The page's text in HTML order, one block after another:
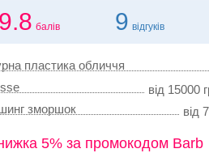
9.8 балів 9 відгуків
пластика обличчя
від 15000
зморшок
від
5% за промокодом Barb